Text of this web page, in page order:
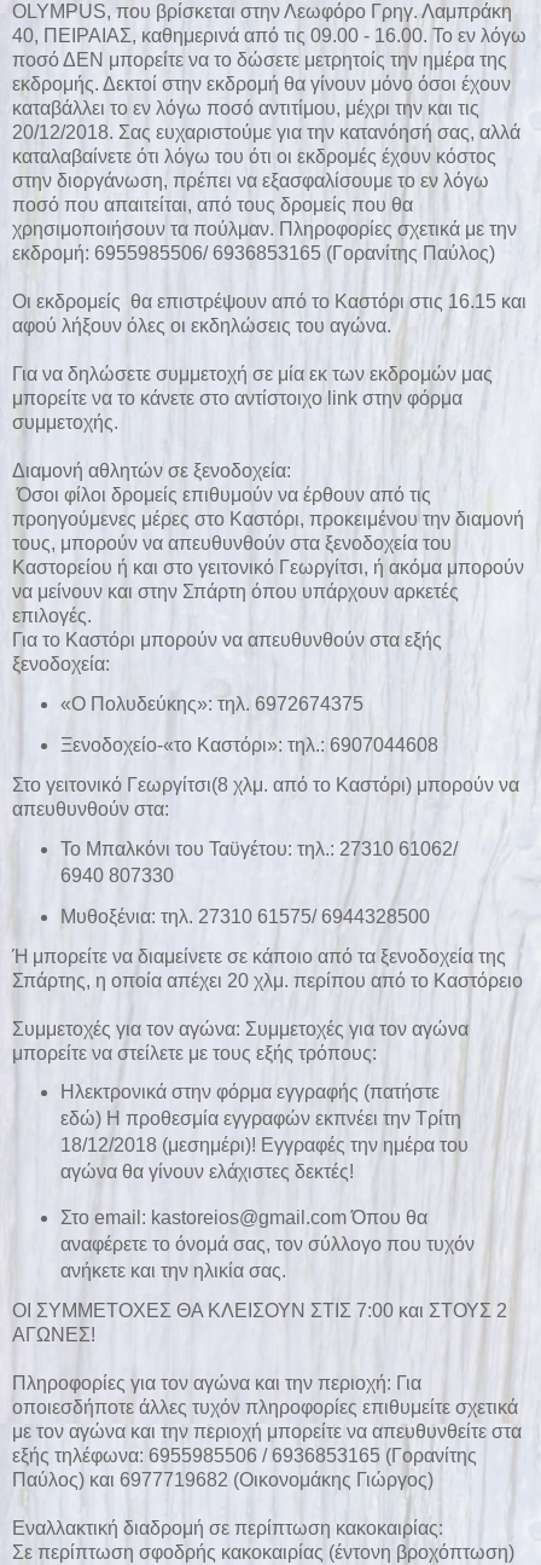
OLYMPUS, που βρίσκεται στην Λεωφόρο Γρηγ. Λαμπράκη
40, ΠΕΙΡΑΙΑΣ, καθημερινά από τις 09.00 - 16.00. Το εν λόγω
ποσό ΔΕΝ μπορείτε να το δώσετε μετρητοίς την ημέρα της
εκδρομής. Δεκτοί στην εκδρομή θα γίνουν μόνο όσοι έχουν
καταβάλλει το εν λόγω ποσό αντιτίμου, μέχρι την και τις
20/12/2018. Σας ευχαριστούμε για την κατανόησή σας, αλλά
καταλαβαίνετε ότι λόγω του ότι οι εκδρομές έχουν κόστος
στην διοργάνωση, πρέπει να εξασφαλίσουμε το εν λόγω
ποσό που απαιτείται, από τους δρομείς που θα
χρησιμοποιήσουν τα πούλμαν. Πληροφορίες σχετικά με την
εκδρομή: 6955985506/ 6936853165 (Γορανίτης Παύλος)
Οι εκδρομείς θα επιστρέψουν από το Καστόρι στις 16.15 και
αφού λήξουν όλες οι εκδηλώσεις του αγώνα.
Για να δηλώσετε συμμετοχή σε μία εκ των εκδρομών μας
μπορείτε να το κάνετε στο αντίστοιχο link στην φόρμα
συμμετοχής.
Διαμονή αθλητών σε ξενοδοχεία:
Όσοι φίλοι δρομείς επιθυμούν να έρθουν από τις
προηγούμενες μέρες στο Καστόρι, προκειμένου την διαμονή
τους, μπορούν να απευθυνθούν στα ξενοδοχεία του
Καστορείου ή και στο γειτονικό Γεωργίτσι, ή ακόμα μπορούν
να μείνουν και στην Σπάρτη όπου υπάρχουν αρκετές
επιλογές.
Για το Καστόρι μπορούν να απευθυνθούν στα εξής
ξενοδοχεία:
«Ο Πολυδεύκης»: τηλ. 6972674375
Ξενοδοχείο-«το Καστόρι»: τηλ.: 6907044608
Στο γειτονικό Γεωργίτσι(8 χλμ. από το Καστόρι) μπορούν να
απευθυνθούν στα:
Το Μπαλκόνι του Ταϋγέτου: τηλ.: 27310 61062/
6940 807330
Μυθοξένια: τηλ. 27310 61575/ 6944328500
Ή μπορείτε να διαμείνετε σε κάποιο από τα ξενοδοχεία της
Σπάρτης, η οποία απέχει 20 χλμ. περίπου από το Καστόρειο
Συμμετοχές για τον αγώνα: Συμμετοχές για τον αγώνα
μπορείτε να στείλετε με τους εξής τρόπους:
Ηλεκτρονικά στην φόρμα εγγραφής (πατήστε
εδώ)Η προθεσμία εγγραφών εκπνέει την Τρίτη
18/12/2018 (μεσημέρι)! Εγγραφές την ημέρα του
αγώνα θα γίνουν ελάχιστες δεκτές!
Στο email: kastoreios@gmail.com Όπου θα
αναφέρετε το όνομά σας, τον σύλλογο που τυχόν
ανήκετε και την ηλικία σας.
ΟΙ ΣΥΜΜΕΤΟΧΕΣ ΘΑ ΚΛΕΙΣΟΥΝ ΣΤΙΣ 7:00 και ΣΤΟΥΣ 2
ΑΓΩΝΕΣ!
Πληροφορίες για τον αγώνα και την περιοχή: Για
οποιεσδήποτε άλλες τυχόν πληροφορίες επιθυμείτε σχετικά
με τον αγώνα και την περιοχή μπορείτε να απευθυνθείτε στα
εξής τηλέφωνα: 6955985506 / 6936853165 (Γορανίτης
Παύλος) και 6977719682 (Οικονομάκης Γιώργος)
Εναλλακτική διαδρομή σε περίπτωση κακοκαιρίας:
Σε περίπτωση σφοδρής κακοκαιρίας (έντονη βροχόπτωση)